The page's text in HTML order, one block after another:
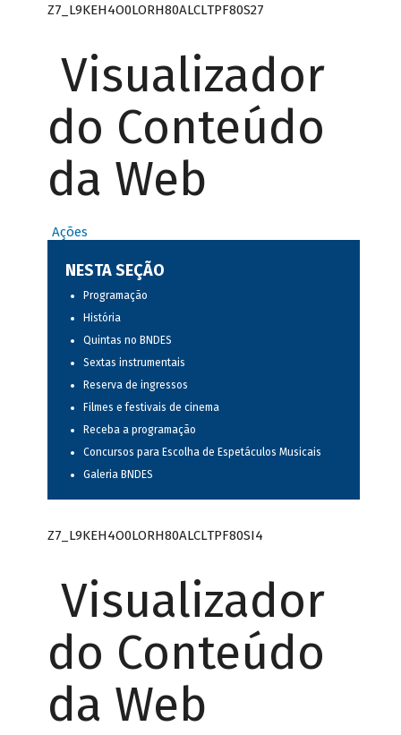
Z7_L9KEH4O0LORH80ALCLTPF80S27
Visualizador
do Conteúdo
da Web
Ações
NESTA SEÇÃO
Programação
História
Quintas no BNDES
Sextas instrumentais
Reserva de ingressos
Filmes e festivais de cinema
Receba a programação
Concursos para Escolha de Espetáculos Musicais
Galeria BNDES
Z7_L9KEH4O0LORH80ALCLTPF80SI4
Visualizador
do Conteúdo
da Web